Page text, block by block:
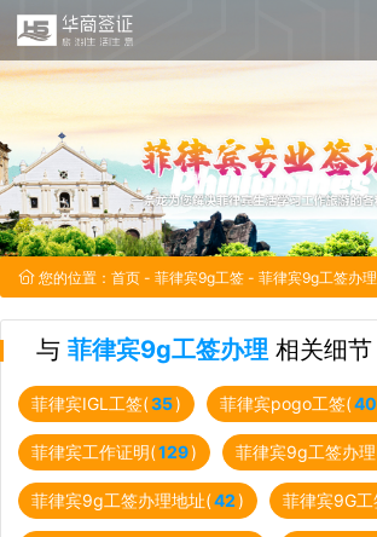
您的位置： 首页 - 菲律宾9g工签 - 菲律宾9g工签办理
与 菲律宾9g工签办理 相关细节
菲律宾IGL工签(35) 菲律宾pogo工签(40
菲律宾工作证明(129) 菲律宾9g工签办
菲律宾9g工签办理地址(42) 菲律宾9G